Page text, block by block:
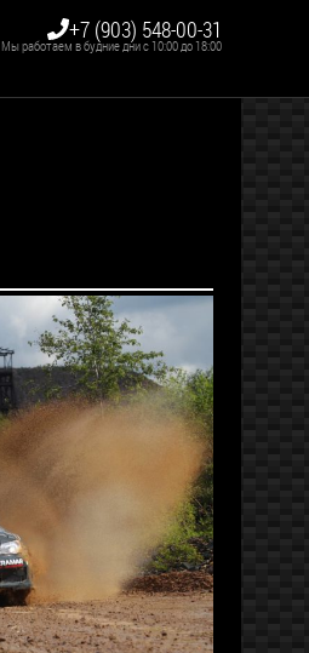
+7 (903) 548-00-31
Мы работаем в будние дни с 10:00 до 18:00